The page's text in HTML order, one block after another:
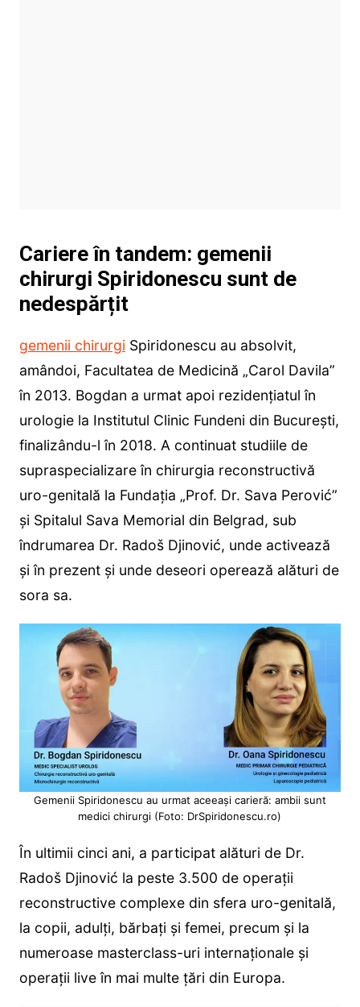
Cariere în tandem: gemenii
chirurgi Spiridonescu sunt de
nedespărțit
gemenii chirurgi Spiridonescu au absolvit,
amândoi, Facultatea de Medicină „Carol Davila”
în 2013. Bogdan a urmat apoi rezidențiatul în
urologie la Institutul Clinic Fundeni din București,
finalizându-l în 2018. A continuat studiile de
supraspecializare în chirurgia reconstructivă
uro-genitală la Fundația „Prof. Dr. Sava Perović”
și Spitalul Sava Memorial din Belgrad, sub
îndrumarea Dr. Radoš Djinović, unde activează
și în prezent și unde deseori operează alături de
sora sa.
Gemenii Spiridonescu au urmat aceeași carieră: ambii sunt
medici chirurgi (Foto: DrSpiridonescu.ro)
În ultimii cinci ani, a participat alături de Dr.
Radoš Djinović la peste 3.500 de operații
reconstructive complexe din sfera uro-genitală,
la copii, adulți, bărbați și femei, precum și la
numeroase masterclass-uri internaționale și
operații live în mai multe țări din Europa.